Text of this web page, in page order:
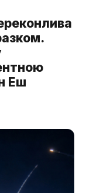
Еш